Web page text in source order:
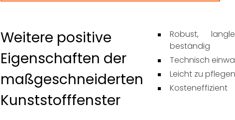
Weitere positive
Eigenschaften der
maßgeschneiderten
Kunststofffenster
Robust,
beständig
Technisch
Leicht zu pflegen
Kosteneffizient